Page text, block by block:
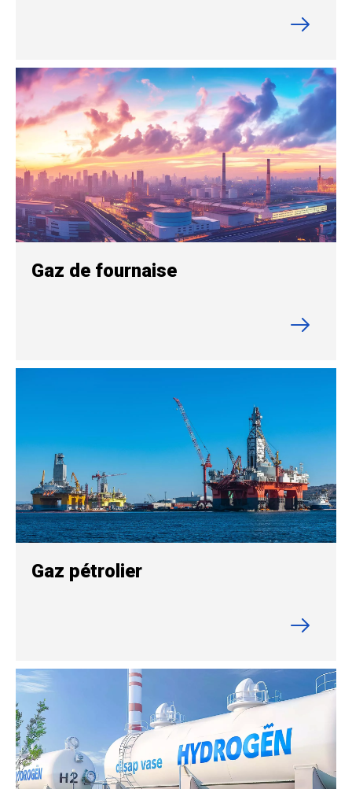
Gaz de fournaise
Gaz pétrolier